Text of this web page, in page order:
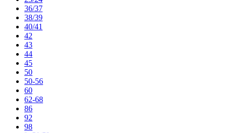
36/37
38/39
40/41
42
43
44
45
50
50-56
60
62-68
86
92
98